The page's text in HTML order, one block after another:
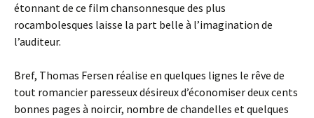
étonnant de ce film chansonnesque des plus
rocambolesques laisse la part belle à l’imagination de
l’auditeur.
Bref, Thomas Fersen réalise en quelques lignes le rêve de
tout romancier paresseux désireux d’économiser deux cents
bonnes pages à noircir, nombre de chandelles et quelques